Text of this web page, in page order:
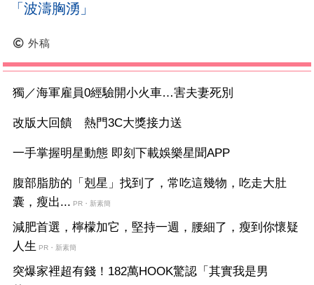
「波濤胸湧」
外稿
獨／海軍雇員0經驗開小火車…害夫妻死別
改版大回饋 熱門3C大獎接力送
一手掌握明星動態 即刻下載娛樂星聞APP
腹部脂肪的「剋星」找到了，常吃這幾物，吃走大肚
囊，瘦出... PR・新素簡
減肥首選，檸檬加它，堅持一週，腰細了，瘦到你懷疑
人生 PR・新素簡
突爆家裡超有錢！182萬HOOK驚認「其實我是男